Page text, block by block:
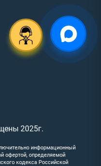
2025г.
информационный
офертой, определяемой
кодекса Российской